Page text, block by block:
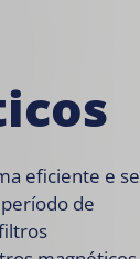
eficiente e se
de